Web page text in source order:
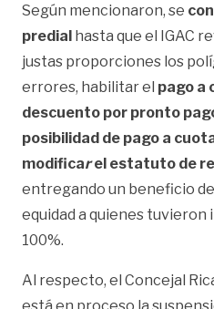
Según mencionaron, se
predial hasta que el IGAC
justas proporciones los
errores, habilitar el pago a
descuento por pronto
posibilidad de pago a
modificarel estatuto de
entregando un beneficio
equidad a quienes tuvieron
100%.
Al respecto, el Concejal